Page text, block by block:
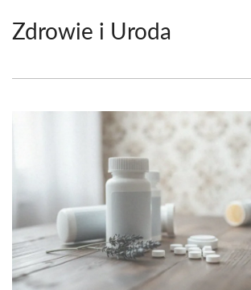
Zdrowie i Uroda